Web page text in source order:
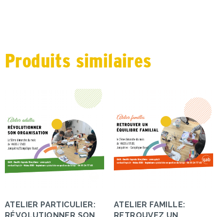
Produits similaires
ATELIER PARTICULIER:
ATELIER FAMILLE: